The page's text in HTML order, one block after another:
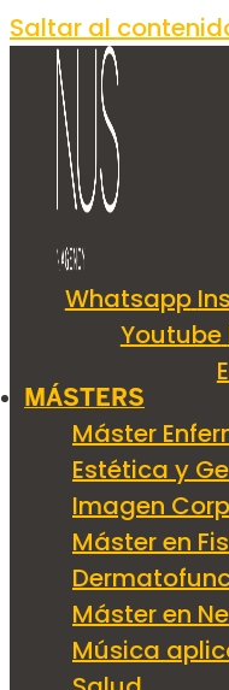
Saltar al
Whatsapp
Youtube
MÁSTERS
Máster
Estética y
Imagen
Máster en
Máster en
Música